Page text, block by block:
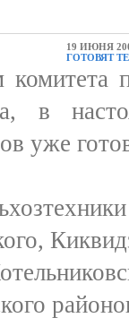
19 ИЮНЯ
ГОТОВЯТ
в
уже